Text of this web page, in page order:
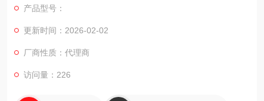
表面数据，辅助研究人员进行分析和决策。
产品型号：
更新时间：2026-02-02
厂商性质：代理商
访问量：226